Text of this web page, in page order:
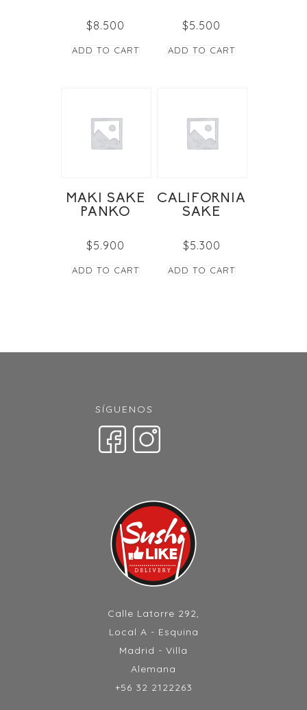
$8.500
ADD TO CART
$5.500
ADD TO CART
MAKI SAKE
PANKO
$5.900
ADD TO CART
CALIFORNIA
SAKE
$5.300
ADD TO CART
SÍGUENOS
Calle Latorre 292,
Local A - Esquina
Madrid - Villa
Alemana
+56 32 2122263